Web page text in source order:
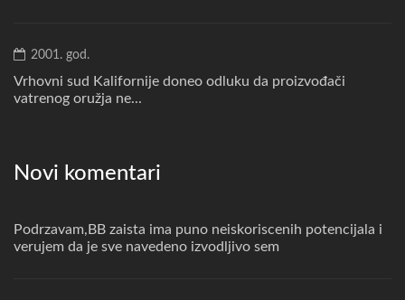
2001. god.
Vrhovni sud Kalifornije doneo odluku da proizvođači
vatrenog oružja ne...
Novi komentari
Podrzavam,BB zaista ima puno neiskoriscenih potencijala i
verujem da je sve navedeno izvodljivo sem